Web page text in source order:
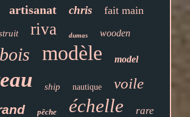
artisanat chris fait main
riva dumas wooden
modèle model
ship nautique voile
pêche échelle rare